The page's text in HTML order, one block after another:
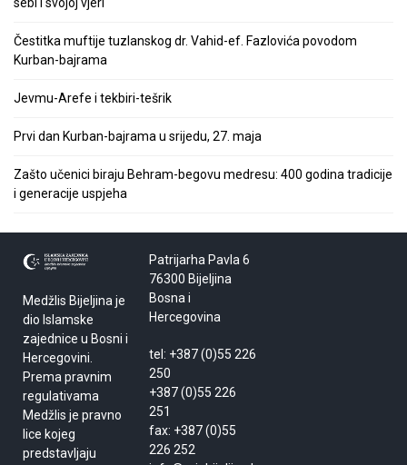
Čestitka muftije tuzlanskog dr. Vahid-ef. Fazlovića povodom
Kurban-bajrama
Jevmu-Arefe i tekbiri-tešrik
Prvi dan Kurban-bajrama u srijedu, 27. maja
Zašto učenici biraju Behram-begovu medresu: 400 godina tradicije
i generacije uspjeha
Medžlis Bijeljina je
dio Islamske
zajednice u Bosni i
Hercegovini.
Prema pravnim
regulativama
Medžlis je pravno
lice kojeg
predstavljaju
Patrijarha Pavla 6
76300 Bijeljina
Bosna i
Hercegovina
tel: +387 (0)55 226
250
+387 (0)55 226
251
fax: +387 (0)55
226 252